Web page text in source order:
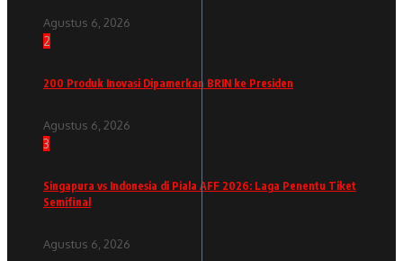
Agustus 6, 2026
2
200 Produk Inovasi Dipamerkan BRIN ke Presiden
Agustus 6, 2026
3
Singapura vs Indonesia di Piala AFF 2026: Laga Penentu Tiket
Semifinal
Agustus 6, 2026